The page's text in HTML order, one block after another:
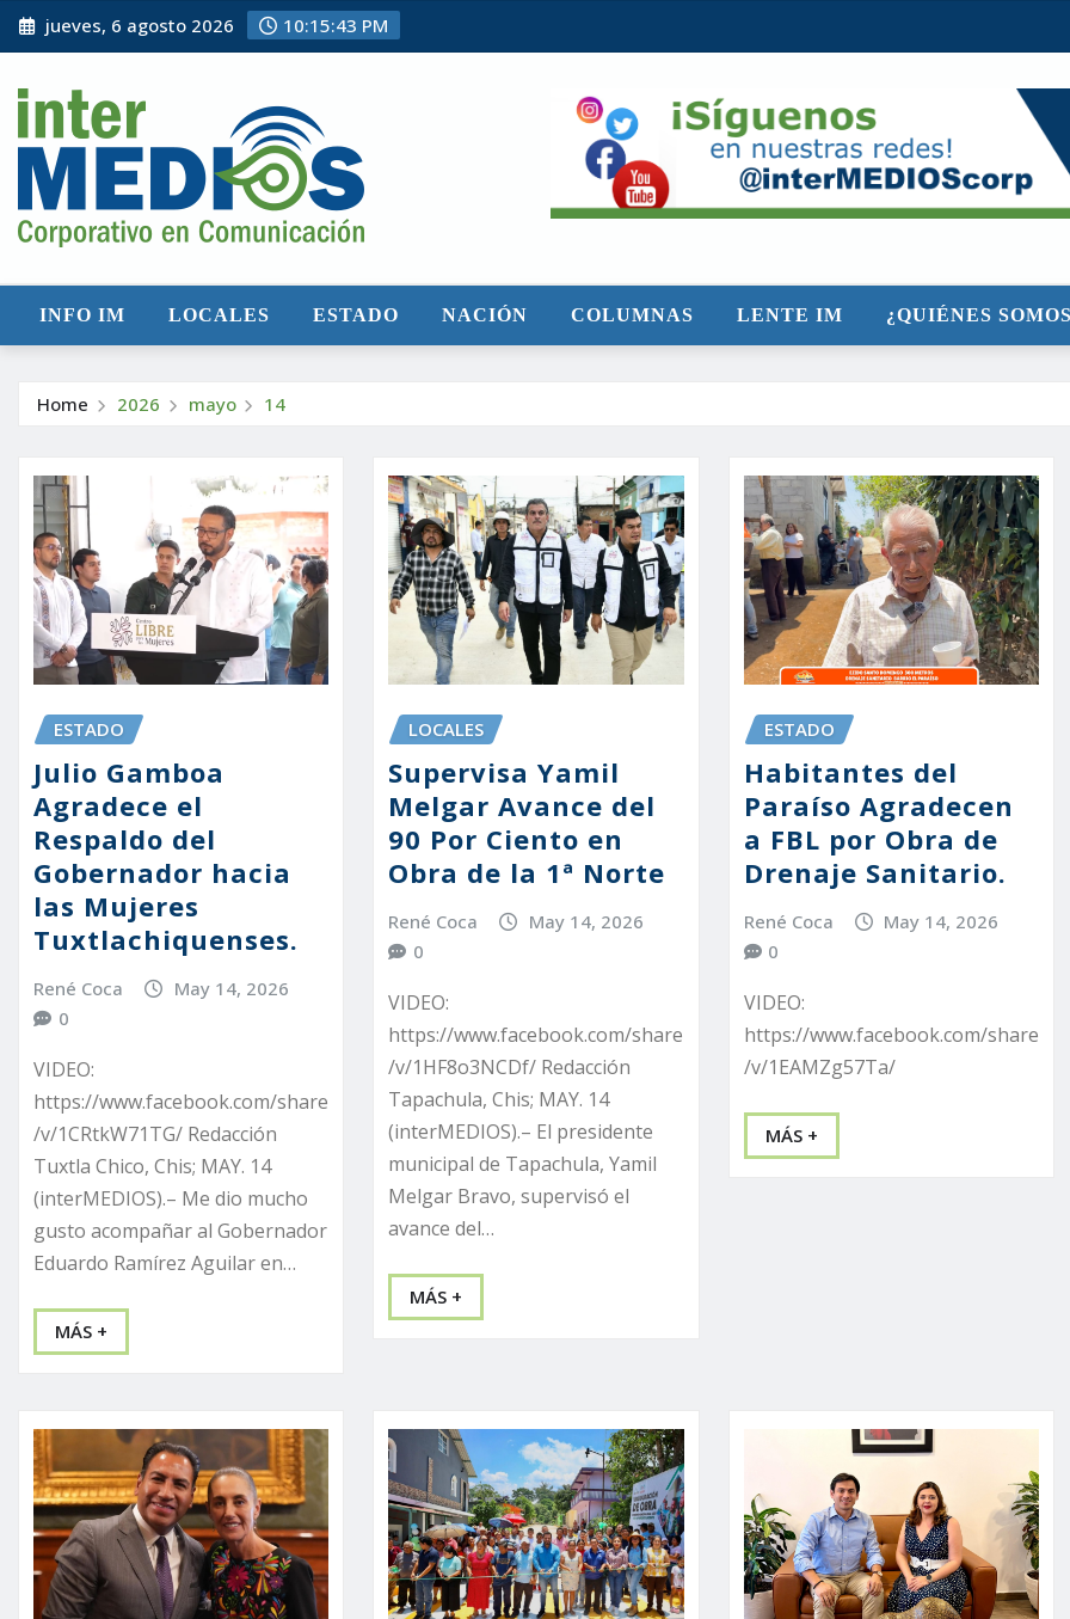
Skip
to
jueves, 6 agosto 2026 10:15:44 PM
INFO IM LOCALES ESTADO NACIÓN COLUMNAS LENTE IM ¿QUIÉNES
Home 2026 mayo 14
ESTADO
Julio Gamboa
Agradece el
Respaldo del
Gobernador hacia
las Mujeres
Tuxtlachiquenses.
René Coca
May 14, 2026
0
VIDEO:
https://www.facebook.com/share
/v/1CRtkW71TG/ Redacción
Tuxtla Chico, Chis; MAY. 14
(interMEDIOS).– Me dio mucho
gusto acompañar al Gobernador
Eduardo Ramírez Aguilar en…
MÁS +
LOCALES
Supervisa Yamil
Melgar Avance del
90 Por Ciento en
Obra de la 1ª Norte
René Coca
May 14, 2026
0
VIDEO:
https://www.facebook.com/share
/v/1HF8o3NCDf/ Redacción
Tapachula, Chis; MAY. 14
(interMEDIOS).– El presidente
municipal de Tapachula, Yamil
Melgar Bravo, supervisó el
avance del…
MÁS +
ESTADO
Habitantes del
Paraíso Agradecen
a FBL por Obra de
Drenaje Sanitario.
René Coca
May 14, 2026
0
VIDEO:
https://www.facebook.com/share
/v/1EAMZg57Ta/
MÁS +